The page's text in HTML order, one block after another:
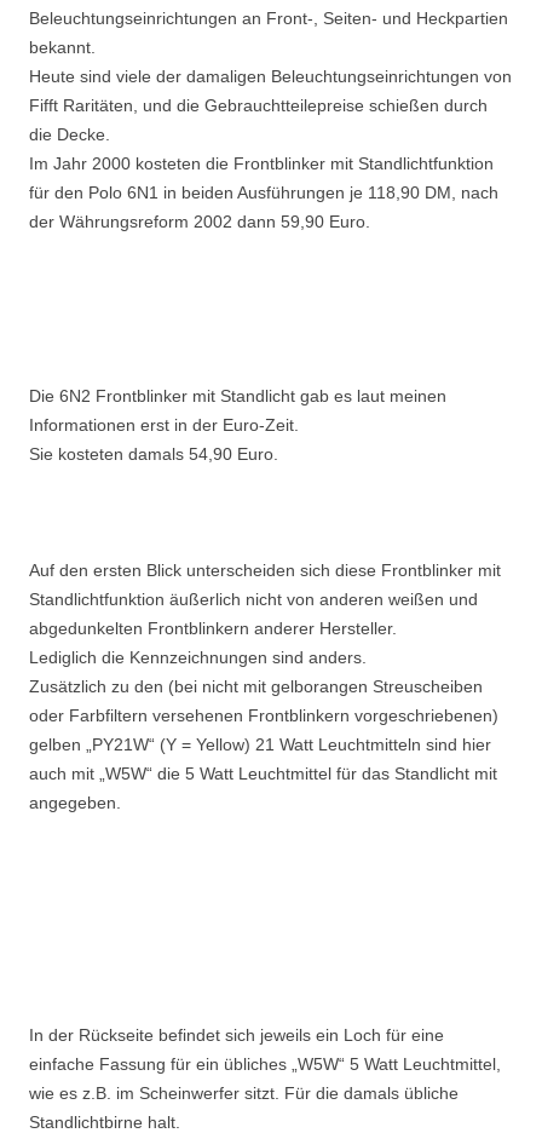
Beleuchtungseinrichtungen an Front-, Seiten- und Heckpartien
bekannt.
Heute sind viele der damaligen Beleuchtungseinrichtungen von
Fifft Raritäten, und die Gebrauchtteilepreise schießen durch
die Decke.
Im Jahr 2000 kosteten die Frontblinker mit Standlichtfunktion
für den Polo 6N1 in beiden Ausführungen je 118,90 DM, nach
der Währungsreform 2002 dann 59,90 Euro.
Die 6N2 Frontblinker mit Standlicht gab es laut meinen
Informationen erst in der Euro-Zeit.
Sie kosteten damals 54,90 Euro.
Auf den ersten Blick unterscheiden sich diese Frontblinker mit
Standlichtfunktion äußerlich nicht von anderen weißen und
abgedunkelten Frontblinkern anderer Hersteller.
Lediglich die Kennzeichnungen sind anders.
Zusätzlich zu den (bei nicht mit gelborangen Streuscheiben
oder Farbfiltern versehenen Frontblinkern vorgeschriebenen)
gelben „PY21W“ (Y = Yellow) 21 Watt Leuchtmitteln sind hier
auch mit „W5W“ die 5 Watt Leuchtmittel für das Standlicht mit
angegeben.
In der Rückseite befindet sich jeweils ein Loch für eine
einfache Fassung für ein übliches „W5W“ 5 Watt Leuchtmittel,
wie es z.B. im Scheinwerfer sitzt. Für die damals übliche
Standlichtbirne halt.